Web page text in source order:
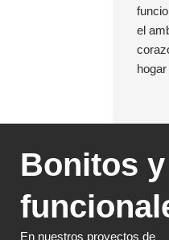
el
Bonitos y
En nuestros proyectos de